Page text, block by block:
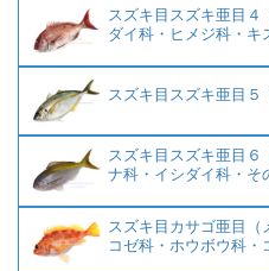
スズキ目スズキ亜目４
ダイ科・ヒメジ科・キ
スズキ目スズキ亜目５
スズキ目スズキ亜目６
ナ科・イシダイ科・そ
スズキ目カサゴ亜目（
コゼ科・ホウボウ科・